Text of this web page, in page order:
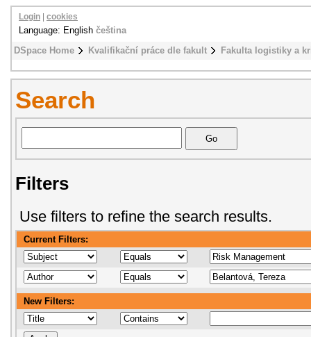
DSpace Home Kvalifikační práce dle fakult Fakulta logistiky a
Login cookies
Language: English čeština
Search
Filters
Use filters to refine the search results.
Current Filters:
New Filters: